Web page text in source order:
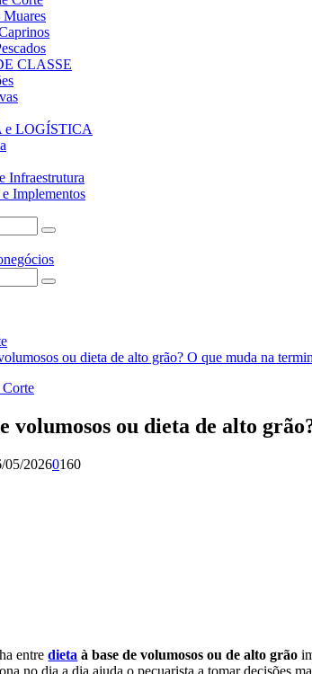
Muares
CLASSE
LOGÍSTICA
Infraestrutura
Implementos
Search
Search
ou dieta de alto grão? O que muda na
volumosos ou dieta de alto
05/20260160
entredieta à base de volumosos ou de alto grão
no dia a dia ajuda o pecuarista a tomar decisões